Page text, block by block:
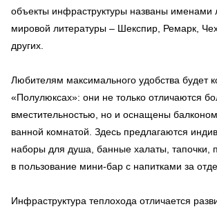
объекты инфраструктуры названы именами
мировой литературы – Шекспир, Ремарк,
других.
Любителям максимального удобства будет
«Полулюксах»: они не только отличаются
вместительностью, но и оснащены
ванной комнатой. Здесь предлагаются
наборы для душа, банные халаты, тапочки,
в пользование мини-бар с напитками за
Инфраструктура теплохода отличается